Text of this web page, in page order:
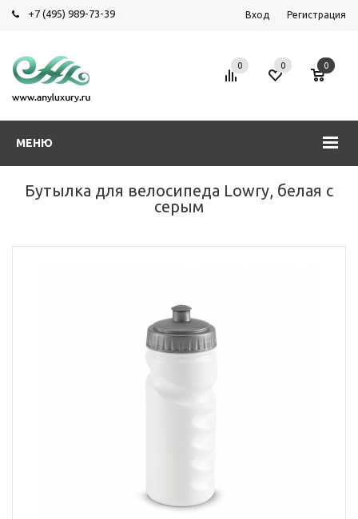
+7 (495) 989-73-39 Вход Регистрация
МЕНЮ
0 0 0
Бутылка для велосипеда Lowry, белая с
серым